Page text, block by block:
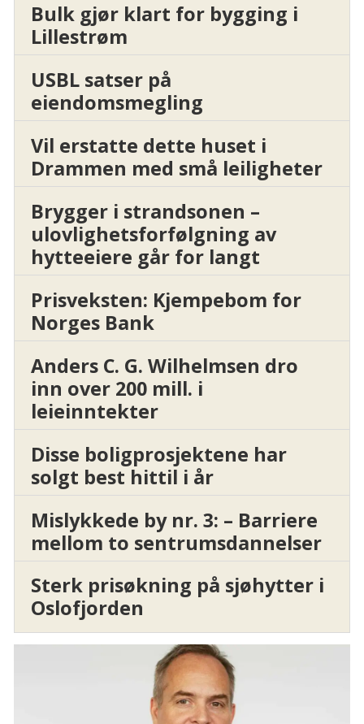
Bulk gjør klart for bygging i
Lillestrøm
USBL satser på
eiendomsmegling
Vil erstatte dette huset i
Drammen med små leiligheter
Brygger i strandsonen –
ulovlighetsforfølgning av
hytteeiere går for langt
Prisveksten: Kjempebom for
Norges Bank
Anders C. G. Wilhelmsen dro
inn over 200 mill. i
leieinntekter
Disse boligprosjektene har
solgt best hittil i år
Mislykkede by nr. 3: – Barriere
mellom to sentrumsdannelser
Sterk prisøkning på sjøhytter i
Oslofjorden